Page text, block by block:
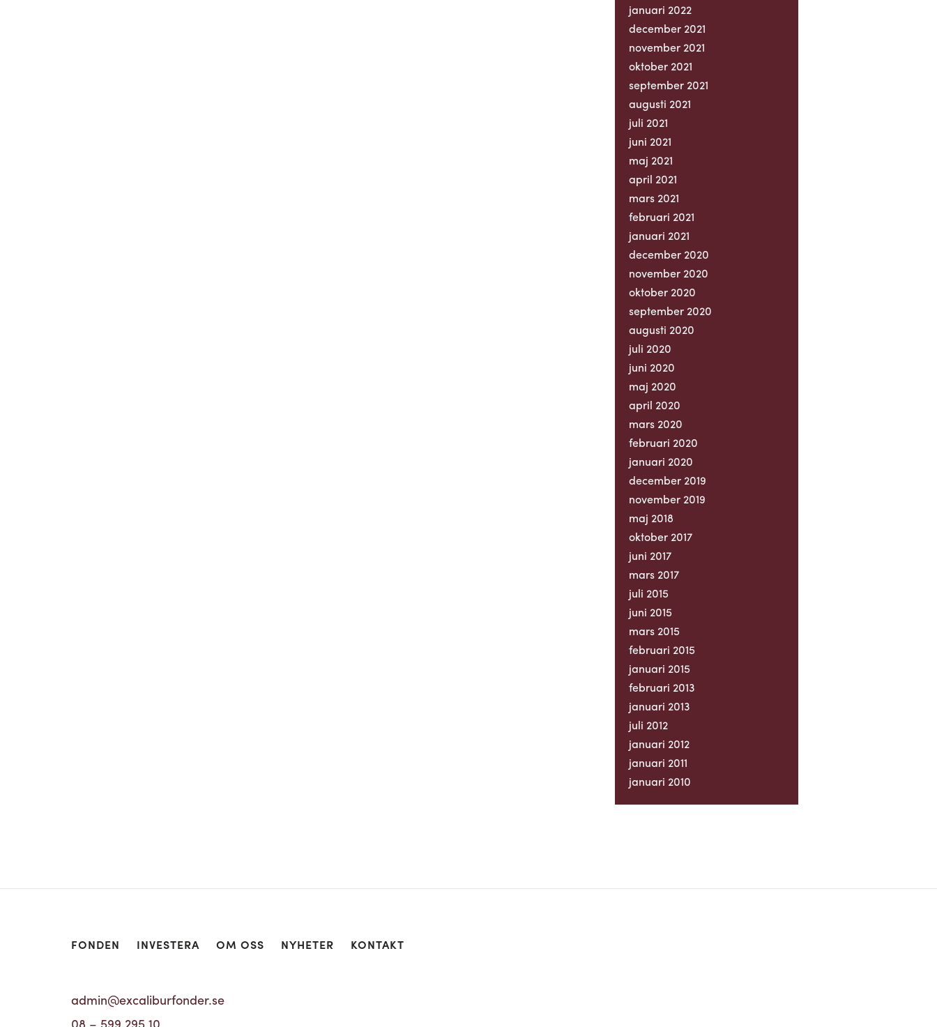
januari 2022
december 2021
november 2021
oktober 2021
september 2021
augusti 2021
juli 2021
juni 2021
maj 2021
april 2021
mars 2021
februari 2021
januari 2021
december 2020
november 2020
oktober 2020
september 2020
augusti 2020
juli 2020
juni 2020
maj 2020
april 2020
mars 2020
februari 2020
januari 2020
december 2019
november 2019
maj 2018
oktober 2017
juni 2017
mars 2017
juli 2015
juni 2015
mars 2015
februari 2015
januari 2015
februari 2013
januari 2013
juli 2012
januari 2012
januari 2011
januari 2010
FONDEN INVESTERA OM OSS NYHETER KONTAKT
admin@excaliburfonder.se
08 – 599 295 10